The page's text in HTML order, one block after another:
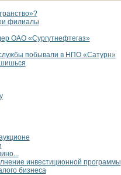
филиалы
ОАО «Сургутнефтегаз»
побывали в НПО «Сатурн»
инвестиционной программы
бизнеса